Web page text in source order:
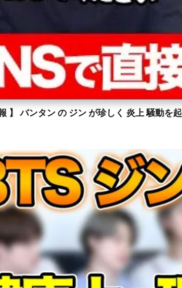
報 】 バンタン の ジン が珍しく 炎上 騒動を